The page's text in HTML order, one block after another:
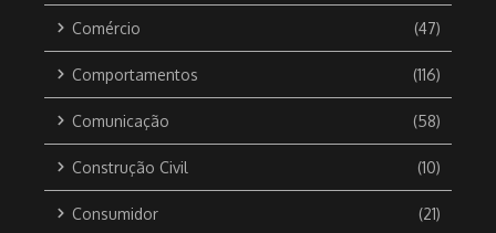
Comércio (47)
Comportamentos (116)
Comunicação (58)
Construção Civil (10)
Consumidor (21)